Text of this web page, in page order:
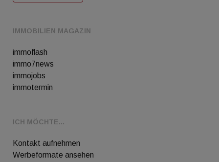
IMMOBILIEN MAGAZIN
immoflash
immo7news
immojobs
immotermin
ICH MÖCHTE...
Kontakt aufnehmen
Werbeformate ansehen